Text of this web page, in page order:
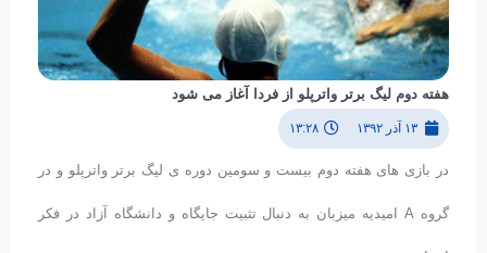
هفته دوم لیگ برتر واترپلو از فردا آغاز می شود
۱۳ آذر ۱۳۹۲ ۱۳:۲۸
در بازی های هفته دوم بیست و سومین دوره ی لیگ برتر واترپلو و در
گروه A امیدیه میزبان به دنبال تثبیت جایگاه و دانشگاه آزاد در فکر